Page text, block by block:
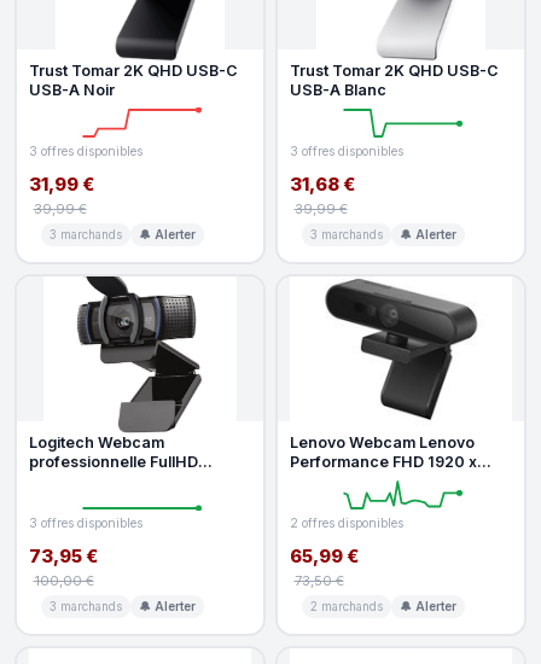
Trust Tomar 2K QHD USB-C
USB-A Noir
3 offres disponibles
31,99 €
39,99 €
3 marchands 🔔 Alerter
Trust Tomar 2K QHD USB-C
USB-A Blanc
3 offres disponibles
31,68 €
39,99 €
3 marchands 🔔 Alerter
Logitech Webcam
professionnelle FullHD
3 offres disponibles
73,95 €
100,00 €
3 marchands 🔔 Alerter
Lenovo Webcam Lenovo
Performance FHD 1920 x
1080 Pixels USB-C Black Clip
Support
2 offres disponibles
65,99 €
73,50 €
2 marchands 🔔 Alerter